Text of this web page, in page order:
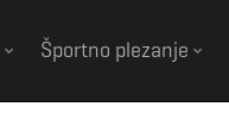
Športno plezanje